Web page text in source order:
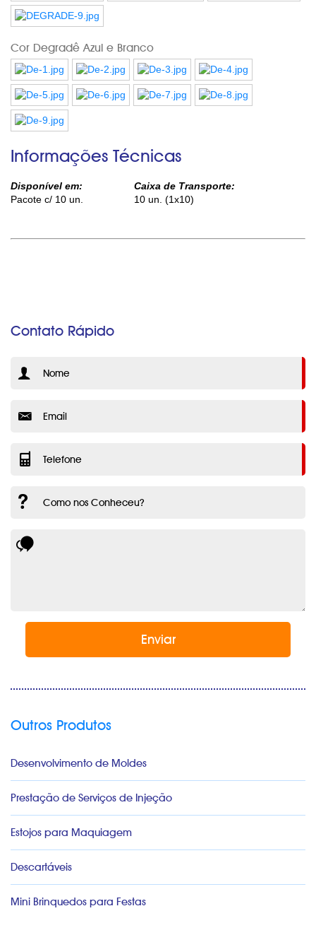
Cor Degradê Azul e Branco
Informações Técnicas
Disponível em:
Caixa de Transporte:
Pacote c/ 10 un.
10 un. (1x10)
Contato Rápido
Outros Produtos
Desenvolvimento de Moldes
Prestação de Serviços de Injeção
Estojos para Maquiagem
Descartáveis
Mini Brinquedos para Festas